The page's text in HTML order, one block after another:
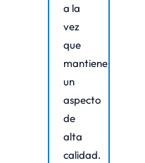
a la
vez
que
mantiene
un
aspecto
de
alta
calidad.